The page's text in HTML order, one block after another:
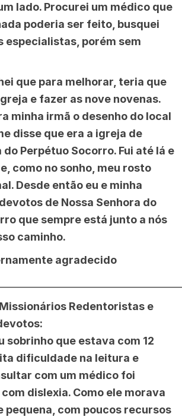
lado. Procurei um médico que
poderia ser feito, busquei
especialistas, porém sem
que para melhorar, teria que
e fazer as nove novenas.
minha irmã o desenho do local
disse que era a igreja de
do Perpétuo Socorro. Fui até lá e
como no sonho, meu rosto
Desde então eu e minha
de Nossa Senhora do
que sempre está junto a nós
caminho.
agradecido
Redentoristas e
sobrinho que estava com 12
dificuldade na leitura e
com um médico foi
dislexia. Como ele morava
pequena, com poucos recursos